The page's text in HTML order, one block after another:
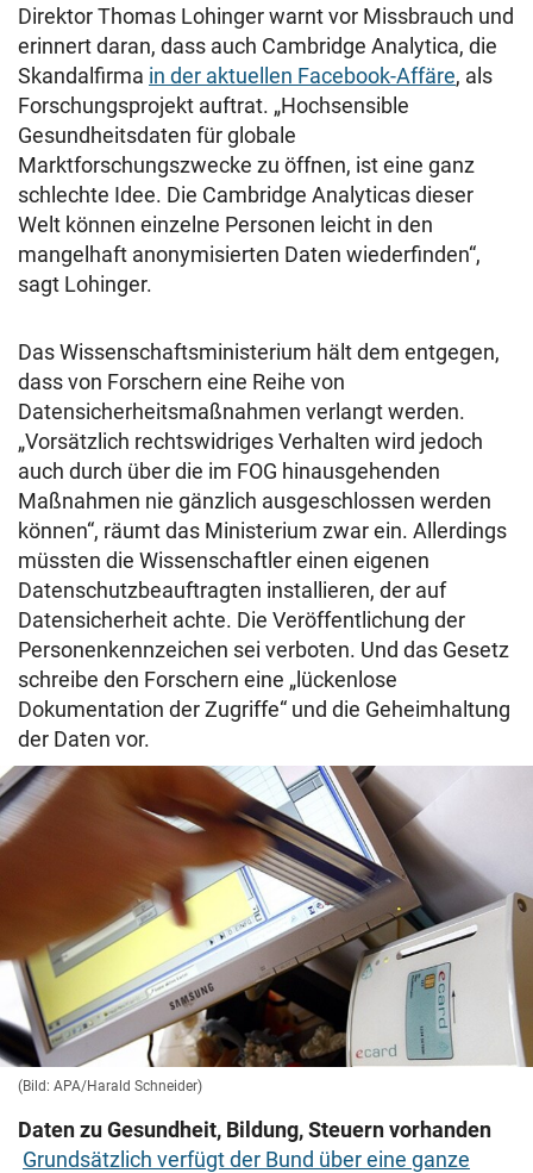
Direktor Thomas Lohinger warnt vor Missbrauch und
erinnert daran, dass auch Cambridge Analytica, die
Skandalfirma in der aktuellen Facebook-Affäre, als
Forschungsprojekt auftrat. „Hochsensible
Gesundheitsdaten für globale
Marktforschungszwecke zu öffnen, ist eine ganz
schlechte Idee. Die Cambridge Analyticas dieser
Welt können einzelne Personen leicht in den
mangelhaft anonymisierten Daten wiederfinden“,
sagt Lohinger.
Das Wissenschaftsministerium hält dem entgegen,
dass von Forschern eine Reihe von
Datensicherheitsmaßnahmen verlangt werden.
„Vorsätzlich rechtswidriges Verhalten wird jedoch
auch durch über die im FOG hinausgehenden
Maßnahmen nie gänzlich ausgeschlossen werden
können“, räumt das Ministerium zwar ein. Allerdings
müssten die Wissenschaftler einen eigenen
Datenschutzbeauftragten installieren, der auf
Datensicherheit achte. Die Veröffentlichung der
Personenkennzeichen sei verboten. Und das Gesetz
schreibe den Forschern eine „lückenlose
Dokumentation der Zugriffe“ und die Geheimhaltung
der Daten vor.
(Bild: APA/Harald Schneider)
Daten zu Gesundheit, Bildung, Steuern vorhanden
Grundsätzlich verfügt der Bund über eine ganze